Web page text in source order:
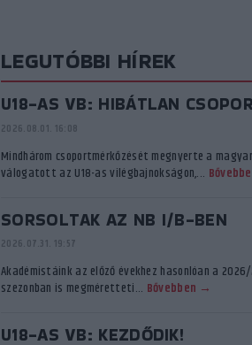
LEGUTÓBBI HÍREK
U18-AS VB: HIBÁTLAN
2026.08.01. 16:08
Mindhárom csoportmérkőzését megnyerte a
válogatott az U18-as vilégbajnokságon,...
SORSOLTAK AZ NB I/B-BEN
2026.07.31. 19:57
Akadémistáink az előző évekhez hasonlóan a
szezonban is megméretteti... Bővebben →
U18-AS VB: KEZDŐDIK!